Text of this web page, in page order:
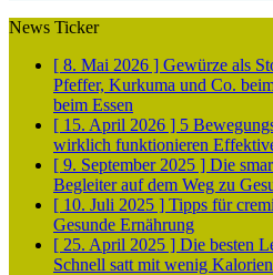
News Ticker
[ 8. Mai 2026 ] Gewürze als
Pfeffer, Kurkuma und Co.
beim Essen
[ 15. April 2026 ] 5
wirklich funktionieren
[ 9. September 2025 ] Die
Begleiter auf dem Weg zu
[ 10. Juli 2025 ] Tipps für
Gesunde Ernährung
[ 25. April 2025 ] Die besten
Schnell satt mit wenig Kalorien